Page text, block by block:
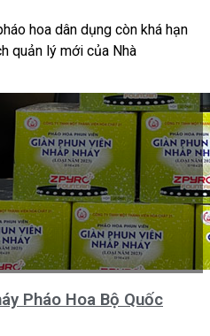
hoa dân dụng còn khá hạn
quản lý mới của Nhà
Pháo Hoa Bộ Quốc